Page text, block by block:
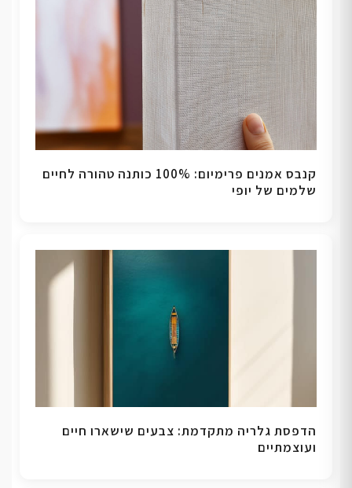
קנבס אמנים פרימיום: 100% כותנה טהורה לחיים
שלמים של יופי
הדפסת גלריה מתקדמת: צבעים שישארו חיים
ועוצמתיים